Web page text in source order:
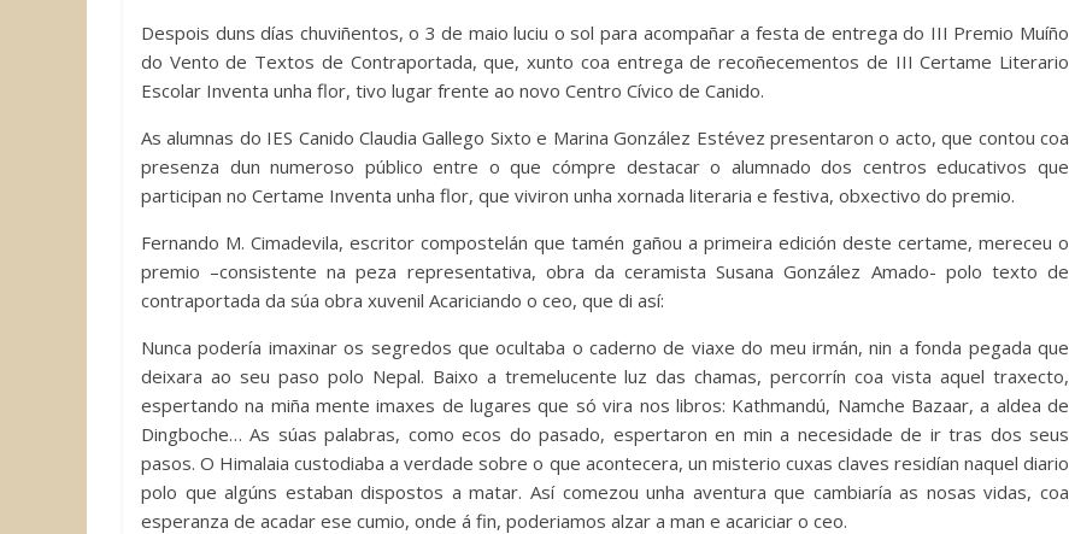
Despois duns días chuviñentos, o 3 de maio luciu o sol para acompañar a festa de entrega do III Premio Muíño
do Vento de Textos de Contraportada, que, xunto coa entrega de recoñecementos de III Certame Literario
Escolar Inventa unha flor, tivo lugar frente ao novo Centro Cívico de Canido.
As alumnas do IES Canido Claudia Gallego Sixto e Marina González Estévez presentaron o acto, que contou coa
presenza dun numeroso público entre o que cómpre destacar o alumnado dos centros educativos que
participan no Certame Inventa unha flor, que viviron unha xornada literaria e festiva, obxectivo do premio.
Fernando M. Cimadevila, escritor compostelán que tamén gañou a primeira edición deste certame, mereceu o
premio –consistente na peza representativa, obra da ceramista Susana González Amado- polo texto de
contraportada da súa obra xuvenil Acariciando o ceo, que di así:
Nunca podería imaxinar os segredos que ocultaba o caderno de viaxe do meu irmán, nin a fonda pegada que
deixara ao seu paso polo Nepal. Baixo a tremelucente luz das chamas, percorrín coa vista aquel traxecto,
espertando na miña mente imaxes de lugares que só vira nos libros: Kathmandú, Namche Bazaar, a aldea de
Dingboche… As súas palabras, como ecos do pasado, espertaron en min a necesidade de ir tras dos seus
pasos. O Himalaia custodiaba a verdade sobre o que acontecera, un misterio cuxas claves residían naquel diario
polo que algúns estaban dispostos a matar. Así comezou unha aventura que cambiaría as nosas vidas, coa
esperanza de acadar ese cumio, onde á fin, poderiamos alzar a man e acariciar o ceo.